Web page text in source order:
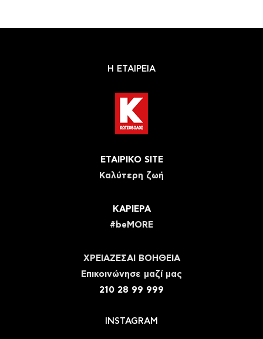
Η ΕΤΑΙΡΕΙΑ
ΕΤΑΙΡΙΚΟ SITE
Καλύτερη ζωή
ΚΑΡΙΕΡΑ
#beMORE
ΧΡΕΙΑΖΕΣΑΙ ΒΟΗΘΕΙΑ
Eπικοινώνησε μαζί μας
210 28 99 999
INSTAGRAM